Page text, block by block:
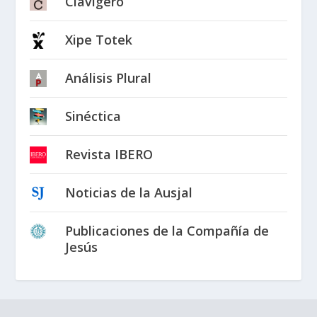
Xipe Totek
Análisis Plural
Sinéctica
Revista IBERO
Noticias de la Ausjal
Publicaciones de la Compañía de
Jesús